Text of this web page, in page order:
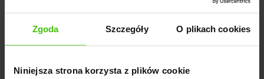
Zgoda Szczegóły O plikach cookies
Niniejsza strona korzysta z plików cookie
Ciebie zakupy. Jest o nie tylko i wiele tańsze, ale także
skuteczniejsze. W tym celu możesz:
reklamę Google Ads